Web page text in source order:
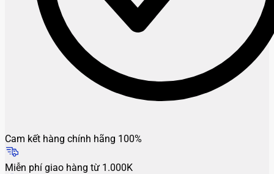
Cam kết hàng chính hãng 100%
Miễn phí giao hàng từ 1.000K